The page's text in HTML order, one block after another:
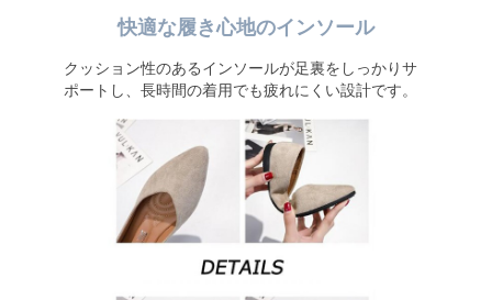
快適な履き心地のインソール
クッション性のあるインソールが足裏をしっかりサ
ポートし、長時間の着用でも疲れにくい設計です。